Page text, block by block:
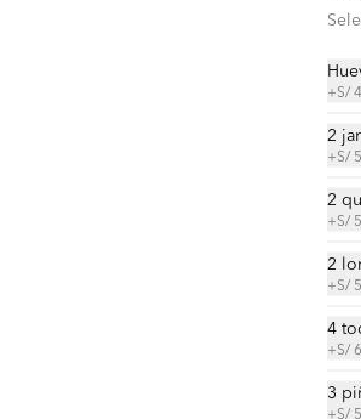
Taco
ensaladas,
S/ 24.00
+S/
2
+S/
2
+S/
2
+S/
4
+S/
3
+S/